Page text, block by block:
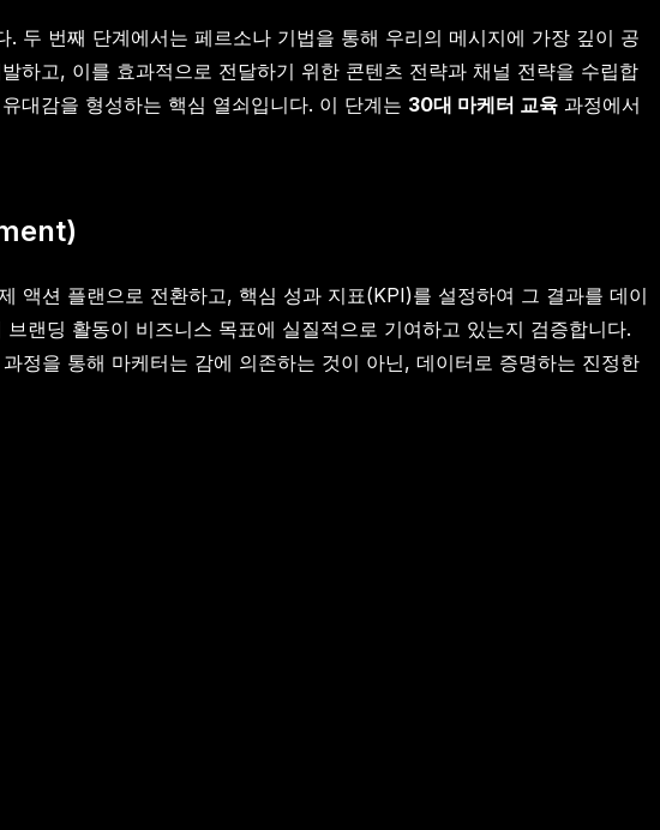
두 번째 단계에서는 페르소나 기법을 통해 우리의 메시지에 가장 깊이 공
하고, 이를 효과적으로 전달하기 위한 콘텐츠 전략과 채널 전략을 수립합
대감을 형성하는 핵심 열쇠입니다. 이 단계는 30대 마케터 교육 과정에서
액션 플랜으로 전환하고, 핵심 성과 지표(KPI)를 설정하여 그 결과를 데이
랜딩 활동이 비즈니스 목표에 실질적으로 기여하고 있는지 검증합니다.
정을 통해 마케터는 감에 의존하는 것이 아닌, 데이터로 증명하는 진정한